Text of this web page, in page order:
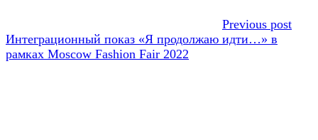
Previous post
Интеграционный показ «Я продолжаю идти…» в
рамках Moscow Fashion Fair 2022